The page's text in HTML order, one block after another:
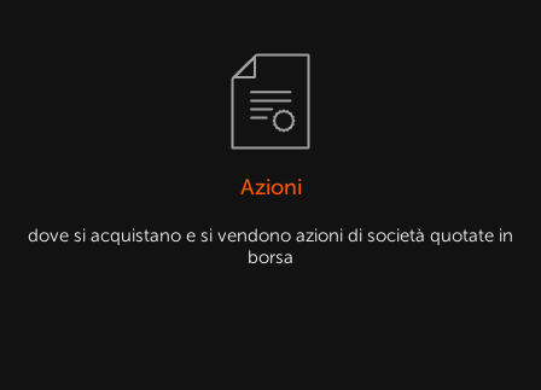
Azioni
dove si acquistano e si vendono azioni di società quotate in
borsa